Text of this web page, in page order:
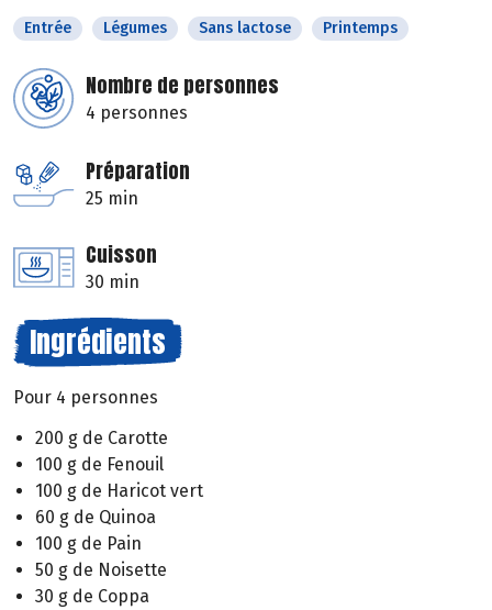
Entrée Légumes Sans lactose Printemps
Nombre de personnes
4 personnes
Préparation
25 min
Cuisson
30 min
Ingrédients
Pour 4 personnes
200 g de Carotte
100 g de Fenouil
100 g de Haricot vert
60 g de Quinoa
100 g de Pain
50 g de Noisette
30 g de Coppa